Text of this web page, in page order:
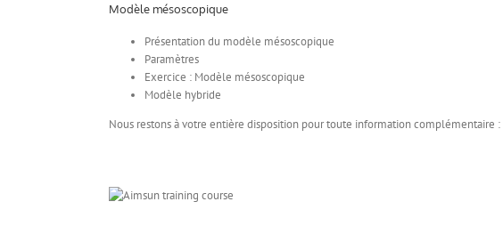
Modèle mésoscopique
Présentation du modèle mésoscopique
Paramètres
Exercice : Modèle mésoscopique
Modèle hybride
Nous restons à votre entière disposition pour toute information complémentaire :